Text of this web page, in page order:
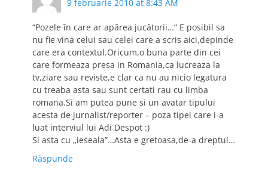
9 februarie 2010 at 8:43 AM
“Pozele în care ar apărea jucătorii…” E posibil sa
nu fie vina celui sau celei care a scris aici,depinde
care era contextul.Oricum,o buna parte din cei
care formeaza presa in Romania,ca lucreaza la
tv,ziare sau reviste,e clar ca nu au nicio legatura
cu treaba asta sau sunt certati rau cu limba
romana.Si am putea pune si un avatar tipului
acesta de jurnalist/reporter – poza tipei care i-a
luat interviul lui Adi Despot :)
Si asta cu „ieseala”…Asta e gretoasa,de-a dreptul…
Răspunde